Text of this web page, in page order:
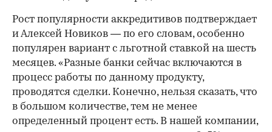
Рост популярности аккредитивов подтверждает
и Алексей Новиков — по его словам, особенно
популярен вариант с льготной ставкой на шесть
месяцев. «Разные банки сейчас включаются в
процесс работы по данному продукту,
проводятся сделки. Конечно, нельзя сказать, что
в большом количестве, тем не менее
определенный процент есть. В нашей компании,